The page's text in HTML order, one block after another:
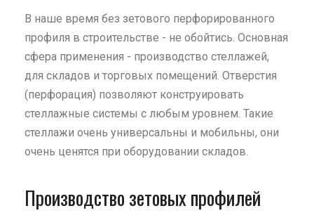
В наше время без зетового перфорированного
профиля в строительстве - не обойтись. Основная
сфера применения - производство стеллажей,
для складов и торговых помещений. Отверстия
(перфорация) позволяют конструировать
стеллажные системы с любым уровнем. Такие
стеллажи очень универсальны и мобильны, они
очень ценятся при оборудовании складов.
Производство зетовых профилей